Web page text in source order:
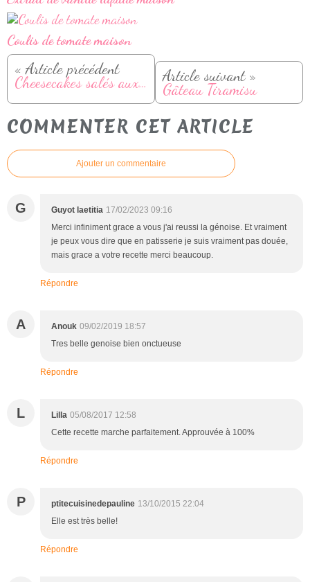
Coulis de tomate maison
« Article précédent
Cheesecakes salés aux avocats et saumon Article suivant »
Gâteau Tiramisu
COMMENTER CET ARTICLE
Ajouter un commentaire
G Guyot laetitia 17/02/2023 09:16
Merci infiniment grace a vous j'ai reussi la génoise. Et vraiment
je peux vous dire que en patisserie je suis vraiment pas douée,
mais grace a votre recette merci beaucoup.
Répondre
A Anouk 09/02/2019 18:57
Tres belle genoise bien onctueuse
Répondre
L Lilla 05/08/2017 12:58
Cette recette marche parfaitement. Approuvée à 100%
Répondre
P ptitecuisinedepauline 13/10/2015 22:04
Elle est très belle!
Répondre